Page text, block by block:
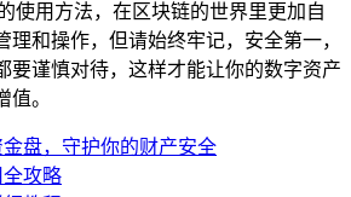
使用方法，在区块链的世界里更加自
理和操作，但请始终牢记，安全第一，
要谨慎对待，这样才能让你的数字资产
。
盘，守护你的财产安全
全攻略